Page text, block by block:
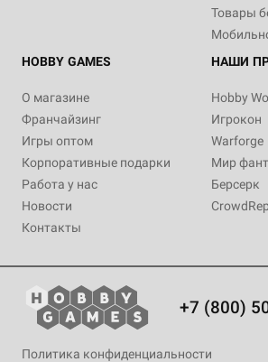
Товары
HOBBY GAMES
О магазине
Франчайзинг
Игры оптом
Корпоративные подарки
Работа у нас
Новости
Контакты
НАШИ
Hobby
Игрокон
Warforge
Мир
Берсерк
+7 (800)
Политика конфиденциальности